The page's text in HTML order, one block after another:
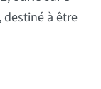
destiné à être